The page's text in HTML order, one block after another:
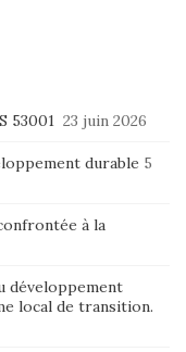
53001 23 juin 2026
durable 5
à la
développement
local de transition.